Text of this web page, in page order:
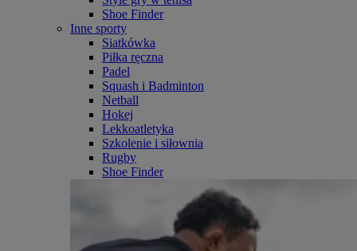
Shoe Finder
Inne sporty
Siatkówka
Piłka ręczna
Padel
Squash i Badminton
Netball
Hokej
Lekkoatletyka
Szkolenie i siłownia
Rugby
Shoe Finder